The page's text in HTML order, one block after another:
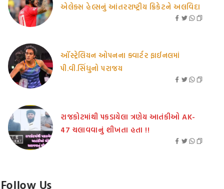
એલેક્સ હેલ્સનું આંતરરાષ્ટ્રીય ક્રિકેટને અલવિદા
ઑસ્ટ્રેલિયન ઓપનના ક્વાર્ટર ફાઈનલમાં
પી.વી.સિંધુનો પરાજય
રાજકોટમાંથી પકડાયેલા ત્રણેય આતંકીઓ AK-
47 ચલાવવાનું શીખતા હતા !!
Follow Us